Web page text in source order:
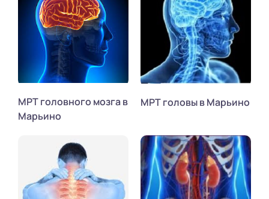
МРТ головного мозга в
Марьино
МРТ головы в Марьино